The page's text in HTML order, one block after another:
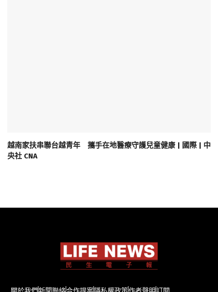
越南家扶串聯台越青年 攜手在地醫療守護兒童健康 | 國際 | 中
央社 CNA